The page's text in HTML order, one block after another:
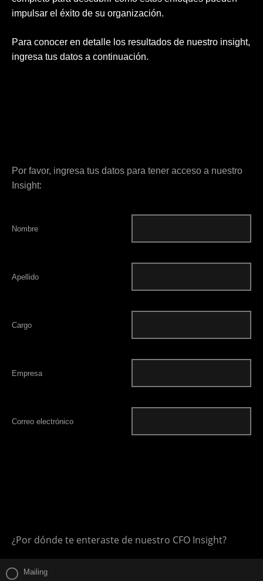
impulsar el éxito de su organización.
Para conocer en detalle los resultados de nuestro insight,
ingresa tus datos a continuación.
Por favor, ingresa tus datos para tener acceso a nuestro
Insight:
Nombre
Apellido
Cargo
Empresa
Correo electrónico
¿Por dónde te enteraste de nuestro CFO Insight?
Mailing